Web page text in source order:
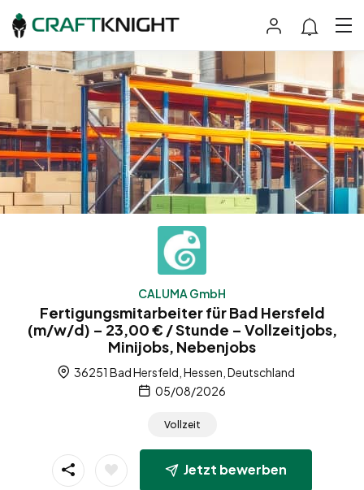
CALUMA GmbH
Fertigungsmitarbeiter für Bad Hersfeld
(m/w/d) – 23,00 € / Stunde – Vollzeitjobs,
Minijobs, Nebenjobs
36251 Bad Hersfeld, Hessen, Deutschland
05/08/2026
Vollzeit
Jetzt bewerben